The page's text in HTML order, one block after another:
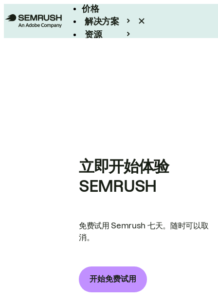
价格
解决方案
资源
立即开始体验
SEMRUSH
免费试用 Semrush 七天。随时可以取
消。
开始免费试用